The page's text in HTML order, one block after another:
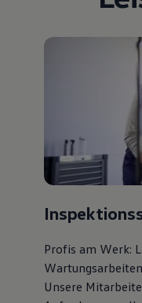
Profis am Werk:
Unsere